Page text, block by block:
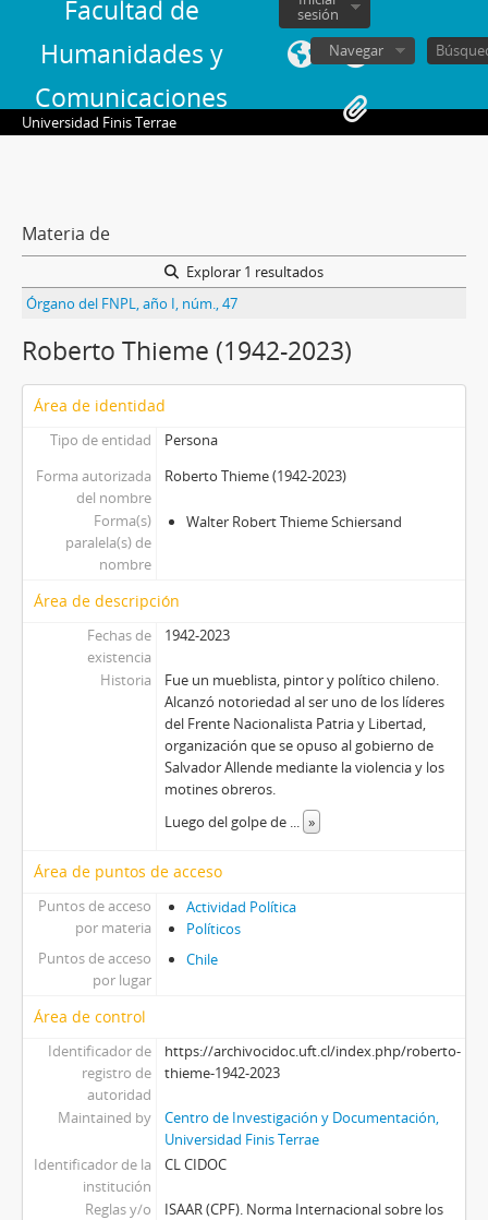
Facultad de
Humanidades y
Comunicaciones
sesión
Navegar
Universidad Finis Terrae
Materia de
Explorar 1 resultados
Órgano del FNPL, año I, núm., 47
Roberto Thieme (1942-2023)
Área de identidad
Tipo de entidad
Persona
Forma autorizada
del nombre
Roberto Thieme (1942-2023)
Forma(s)
paralela(s) de
nombre
Walter Robert Thieme Schiersand
Área de descripción
Fechas de
existencia
1942-2023
Historia
Fue un mueblista, pintor y político chileno.
Alcanzó notoriedad al ser uno de los líderes
del Frente Nacionalista Patria y Libertad,
organización que se opuso al gobierno de
Salvador Allende mediante la violencia y los
motines obreros.
Luego del golpe de ... »
Área de puntos de acceso
Puntos de acceso
por materia
Actividad Política
Políticos
Puntos de acceso
por lugar
Chile
Área de control
Identificador de
registro de
autoridad
https://archivocidoc.uft.cl/index.php/roberto-
thieme-1942-2023
Maintained by
Centro de Investigación y Documentación,
Universidad Finis Terrae
Identificador de la
institución
CL CIDOC
Reglas y/o
ISAAR (CPF). Norma Internacional sobre los